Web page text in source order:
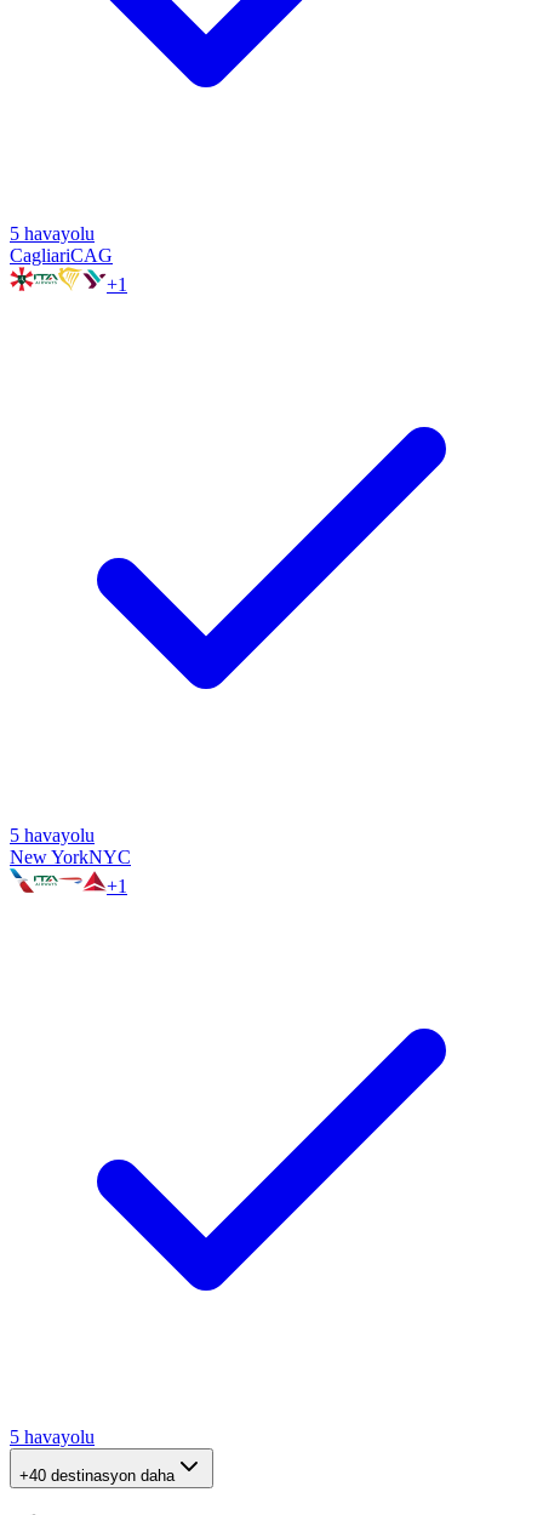
5 havayolu
CagliariCAG
+1
5 havayolu
New YorkNYC
+1
5 havayolu
+40 destinasyon daha